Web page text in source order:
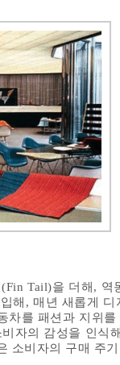
Tail)을 더해,
해, 매년 새롭게
차를 패션과 지위
자의 감성을 인
소비자의 구매 주